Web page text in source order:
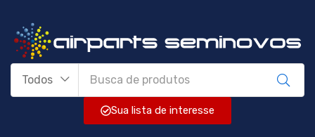
Todos
Sua lista de interesse